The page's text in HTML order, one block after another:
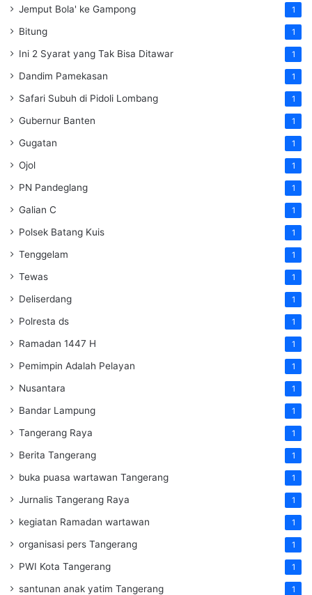
Jemput Bola' ke Gampong 1
Bitung 1
Ini 2 Syarat yang Tak Bisa Ditawar 1
Dandim Pamekasan 1
Safari Subuh di Pidoli Lombang 1
Gubernur Banten 1
Gugatan 1
Ojol 1
PN Pandeglang 1
Galian C 1
Polsek Batang Kuis 1
Tenggelam 1
Tewas 1
Deliserdang 1
Polresta ds 1
Ramadan 1447 H 1
Pemimpin Adalah Pelayan 1
Nusantara 1
Bandar Lampung 1
Tangerang Raya 1
Berita Tangerang 1
buka puasa wartawan Tangerang 1
Jurnalis Tangerang Raya 1
kegiatan Ramadan wartawan 1
organisasi pers Tangerang 1
PWI Kota Tangerang 1
santunan anak yatim Tangerang 1